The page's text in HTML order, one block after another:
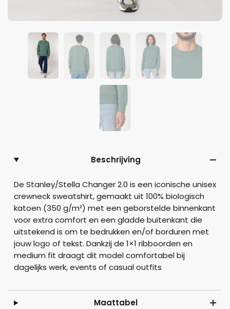
Beschrijving
De Stanley/Stella Changer 2.0 is een iconische unisex
crewneck sweatshirt, gemaakt uit 100% biologisch
katoen (350 g/m²) met een geborstelde binnenkant
voor extra comfort en een gladde buitenkant die
uitstekend is om te bedrukken en/of borduren met
jouw logo of tekst. Dankzij de 1×1 ribboorden en
medium fit draagt dit model comfortabel bij
dagelijks werk, events of casual outfits
Maattabel